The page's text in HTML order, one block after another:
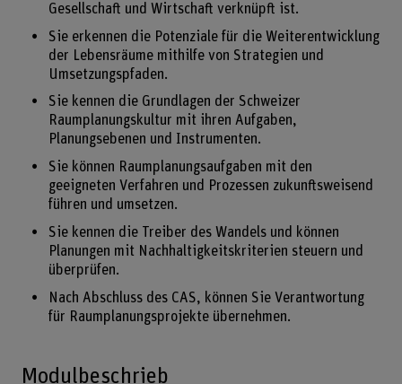
Gesellschaft und Wirtschaft verknüpft ist.
Sie erkennen die Potenziale für die Weiterentwicklung
der Lebensräume mithilfe von Strategien und
Umsetzungspfaden.
Sie kennen die Grundlagen der Schweizer
Raumplanungskultur mit ihren Aufgaben,
Planungsebenen und Instrumenten.
Sie können Raumplanungsaufgaben mit den
geeigneten Verfahren und Prozessen zukunftsweisend
führen und umsetzen.
Sie kennen die Treiber des Wandels und können
Planungen mit Nachhaltigkeitskriterien steuern und
überprüfen.
Nach Abschluss des CAS, können Sie Verantwortung
für Raumplanungsprojekte übernehmen.
Modulbeschrieb